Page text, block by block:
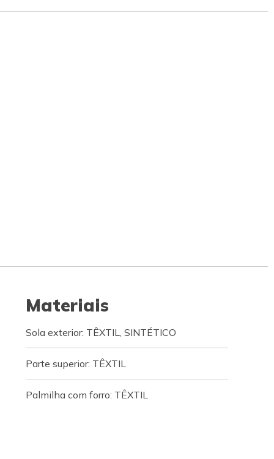
Materiais
Sola exterior: TÊXTIL, SINTÉTICO
Parte superior: TÊXTIL
Palmilha com forro: TÊXTIL